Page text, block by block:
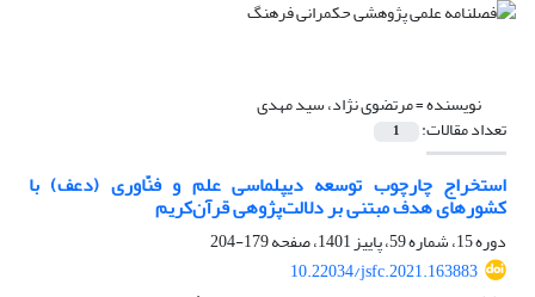
نویسنده =مرتضوی نژاد، سید مهدی
تعداد مقالات: 1
استخراج چارچوب توسعه دیپلماسی علم و فنّاوری (دعف) با
کشور‌های هدف مبتنی بر دلالت‌‌پژوهی قرآن‌کریم
دوره 15، شماره 59، پاییز 1401، صفحه
179-204
10.22034/jsfc.2021.163883